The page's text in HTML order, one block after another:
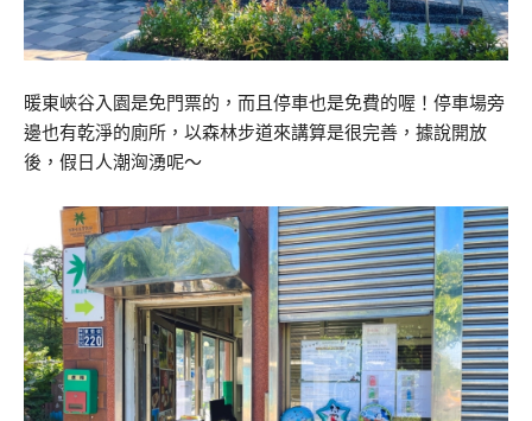
暖東峽谷入園是免門票的，而且停車也是免費的喔！停車場旁
邊也有乾淨的廁所，以森林步道來講算是很完善，據說開放
後，假日人潮洶湧呢～